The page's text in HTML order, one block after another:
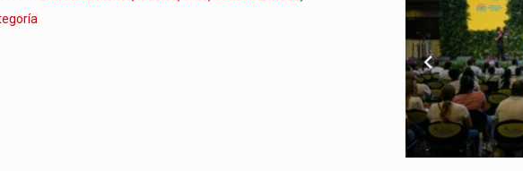
selección editorial para este…